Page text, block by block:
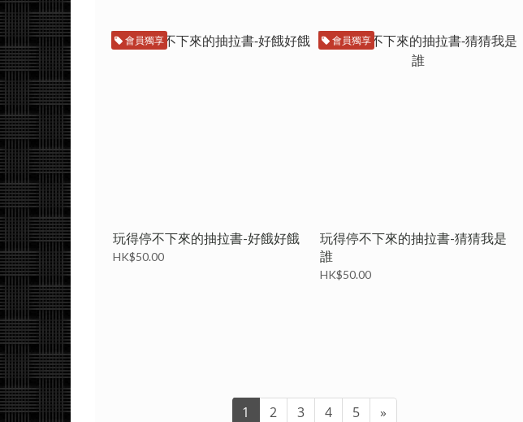
會員獨享
玩得停不下來的抽拉書-好餓好餓
HK$50.00
會員獨享
玩得停不下來的抽拉書-猜猜我是
誰
HK$50.00
1 2 3 4 5 »